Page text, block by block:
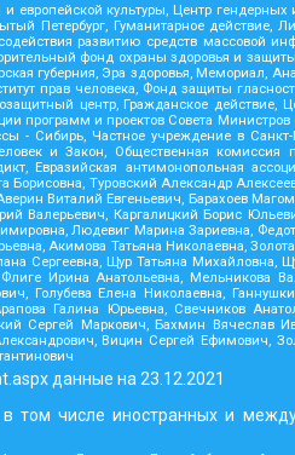
европейской культуры, Центр
Гуманитарное действие,
развитию средств массовой
фонд охраны здоровья и
губерния, Эра здоровья,
прав человека, Фонд защиты
центр, Гражданское
программ и проектов Совета
- Сибирь, Частное учреждение в
и Закон, Общественная
Евразийская антимонопольная
Туровский Александр
Виталий Евгеньевич, Барахоев
Валерьевич, Каргалицкий Борис
Людевиг Марина Зариевна,
Акимова Татьяна Николаевна,
Сергеевна, Щур Татьяна
Ирина Анатольевна, Мельникова
Голубева Елена Николаевна,
Галина Юрьевна, Свечников
Сергей Маркович, Бахмин
Вицин Сергей Ефимович,
данные на23.12.2021
числе иностранных и